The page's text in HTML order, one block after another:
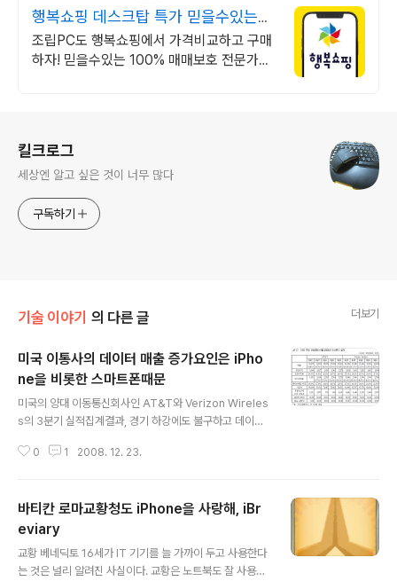
행복쇼핑 데스크탑 특가 믿을수있는
100% 매매보호
조립PC도 행복쇼핑에서 가격비교하고 구매
하자! 믿을수있는 100% 매매보호 전문가의
킬크로그
세상엔 알고 싶은 것이 너무 많다
구독하기
기술 이야기 의 다른 글 더보기
미국 이통사의 데이터 매출 증가요인은 iPho
ne을 비롯한 스마트폰때문
미국의 양대 이동통신회사인 AT&T와 Verizon Wireles
s의 3분기 실적집계결과, 경기 하강에도 불구하고 데이터
트라베이스의 조사에 따르면 미국 이동통신사의 데이터 매
분기에만 AT&T는 126억 달러, Verizon Wireless는 1
27억 달러 수준의 매출을 올렸으며, 가입자는 AT&T가 조
금 더 많지만 매출은 Verizon Wireless가 조금 더 높았
다. 특히 영업이익은 꾸준히 상승하고 있다. 단, AT&T의
0 1 2008. 12. 23.
바티칸 로마교황청도 iPhone을 사랑해, iBr
eviary
교황 베네딕토 16세가 IT 기기를 늘 가까이 두고 사용한다
는 것은 널리 알려진 사실이다. 교황은 노트북도 잘 사용하